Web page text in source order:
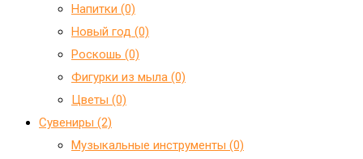
Напитки (0)
Новый год (0)
Роскошь (0)
Фигурки из мыла (0)
Цветы (0)
Сувениры (2)
Mузыкальные инструменты (0)